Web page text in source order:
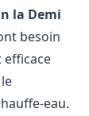
la Demi
besoin
efficace
eau.